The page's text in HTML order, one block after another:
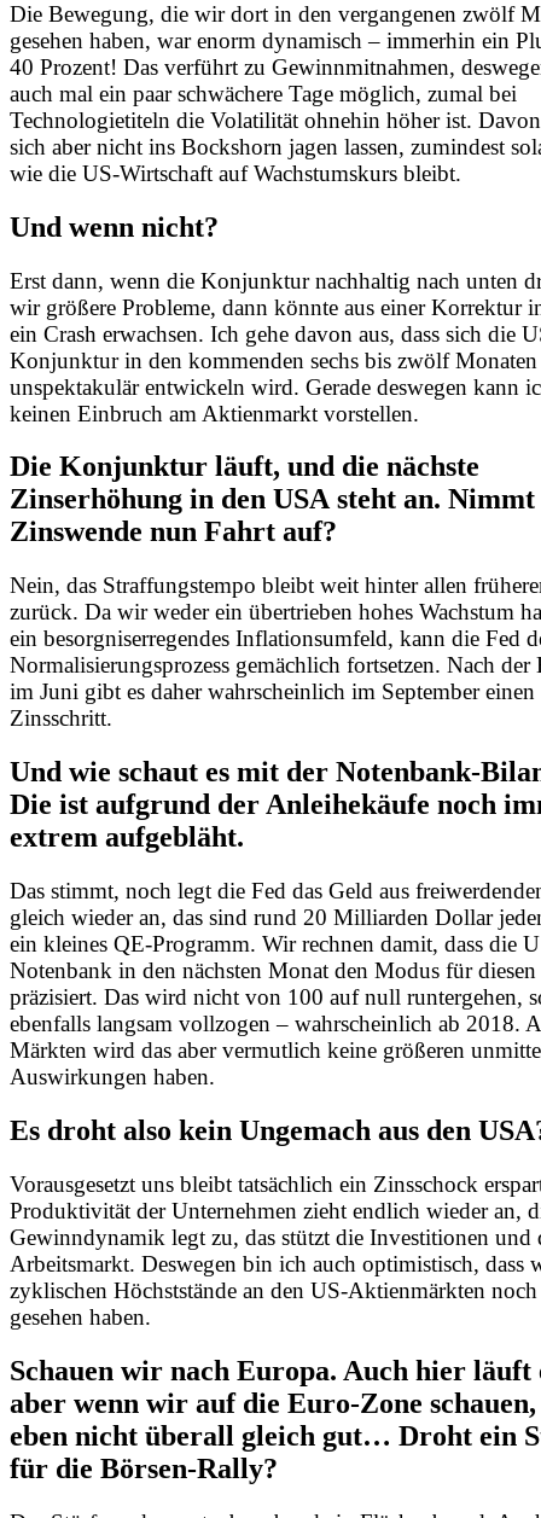
Die Bewegung, die wir dort in den vergangenen zwölf
gesehen haben, war enorm dynamisch – immerhin ein
40 Prozent! Das verführt zu Gewinnmitnahmen,
auch mal ein paar schwächere Tage möglich, zumal bei
Technologietiteln die Volatilität ohnehin höher ist.
sich aber nicht ins Bockshorn jagen lassen, zumindest
wie die US-Wirtschaft auf Wachstumskurs bleibt.
Und wenn nicht?
Erst dann, wenn die Konjunktur nachhaltig nach unten
wir größere Probleme, dann könnte aus einer Korrektur
ein Crash erwachsen. Ich gehe davon aus, dass sich die
Konjunktur in den kommenden sechs bis zwölf Monaten
unspektakulär entwickeln wird. Gerade deswegen kann
keinen Einbruch am Aktienmarkt vorstellen.
Die Konjunktur läuft, und die nächste
Zinserhöhung in den USA steht an. Nimmt
Zinswende nun Fahrt auf?
Nein, das Straffungstempo bleibt weit hinter allen
zurück. Da wir weder ein übertrieben hohes Wachstum
ein besorgniserregendes Inflationsumfeld, kann die Fed
Normalisierungsprozess gemächlich fortsetzen. Nach
im Juni gibt es daher wahrscheinlich im September einen
Zinsschritt.
Und wie schaut es mit der Notenbank-
Die ist aufgrund der Anleihekäufe noch
extrem aufgebläht.
Das stimmt, noch legt die Fed das Geld aus
gleich wieder an, das sind rund 20 Milliarden Dollar
ein kleines QE-Programm. Wir rechnen damit, dass die
Notenbank in den nächsten Monat den Modus für diesen
präzisiert. Das wird nicht von 100 auf null runtergehen,
ebenfalls langsam vollzogen – wahrscheinlich ab 2018.
Märkten wird das aber vermutlich keine größeren
Auswirkungen haben.
Es droht also kein Ungemach aus den
Vorausgesetzt uns bleibt tatsächlich ein Zinsschock
Produktivität der Unternehmen zieht endlich wieder an,
Gewinndynamik legt zu, das stützt die Investitionen und
Arbeitsmarkt. Deswegen bin ich auch optimistisch, dass
zyklischen Höchststände an den US-Aktienmärkten
gesehen haben.
Schauen wir nach Europa. Auch hier läuft
aber wenn wir auf die Euro-Zone
eben nicht überall gleich gut… Droht ein
für die Börsen-Rally?